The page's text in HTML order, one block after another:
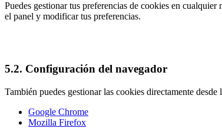
Puedes gestionar tus preferencias de cookies en
el panel y modificar tus preferencias.
5.2. Configuración del navegador
También puedes gestionar las cookies directamente
Google Chrome
Mozilla Firefox